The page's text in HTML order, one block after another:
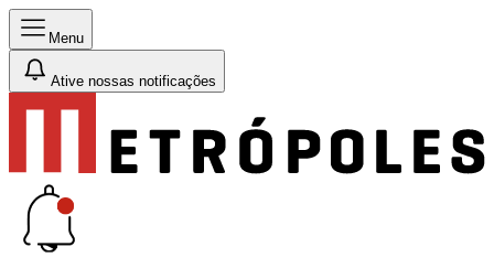
Menu
Ative nossas notificações